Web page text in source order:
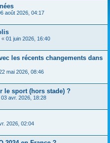
août 2026, 04:17
« 01 juin 2026, 16:40
les récents changements dans
mai 2026, 08:46
le sport (hors stade) ?
03 avr. 2026, 18:28
2026, 02:04